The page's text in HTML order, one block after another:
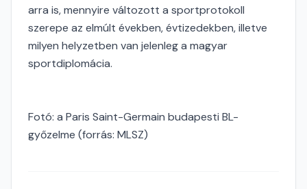
arra is, mennyire változott a sportprotokoll
szerepe az elmúlt években, évtizedekben, illetve
milyen helyzetben van jelenleg a magyar
sportdiplomácia.
Fotó: a Paris Saint-Germain budapesti BL-
győzelme (forrás: MLSZ)